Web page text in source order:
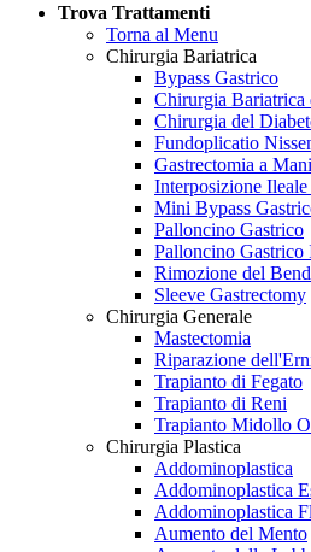
Trova Trattamenti
Torna al Menu
Chirurgia Bariatrica
Bypass Gastrico
Chirurgia Bariatrica
Chirurgia del
Fundoplicatio
Gastrectomia a
Interposizione
Mini Bypass
Palloncino Gastrico
Palloncino Gastrico
Rimozione del
Sleeve Gastrectomy
Chirurgia Generale
Mastectomia
Riparazione
Trapianto di Fegato
Trapianto di Reni
Trapianto Midollo
Chirurgia Plastica
Addominoplastica
Addominoplastica
Addominoplastica
Aumento del Mento